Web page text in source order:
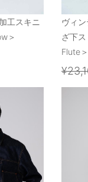
工スキニ
＞
ヴィ
ざ下
Flute＞